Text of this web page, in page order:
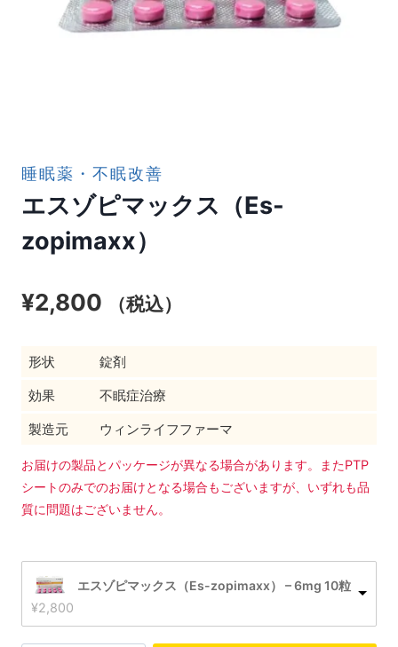
睡眠薬・不眠改善
エスゾピマックス（Es-
zopimaxx）
¥2,800 （税込）
形状
錠剤
効果
不眠症治療
製造元
ウィンライフファーマ
お届けの製品とパッケージが異なる場合があります。またPTP
シートのみでのお届けとなる場合もございますが、いずれも品
質に問題はございません。
エスゾピマックス（Es-zopimaxx） – 6mg 10粒
¥2,800